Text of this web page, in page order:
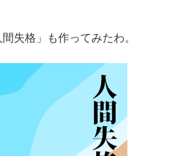
失格」も作ってみたわ。